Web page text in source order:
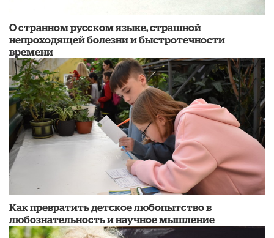
О странном русском языке, страшной
непроходящей болезни и быстротечности
времени
Как превратить детское любопытство в
любознательность и научное мышление